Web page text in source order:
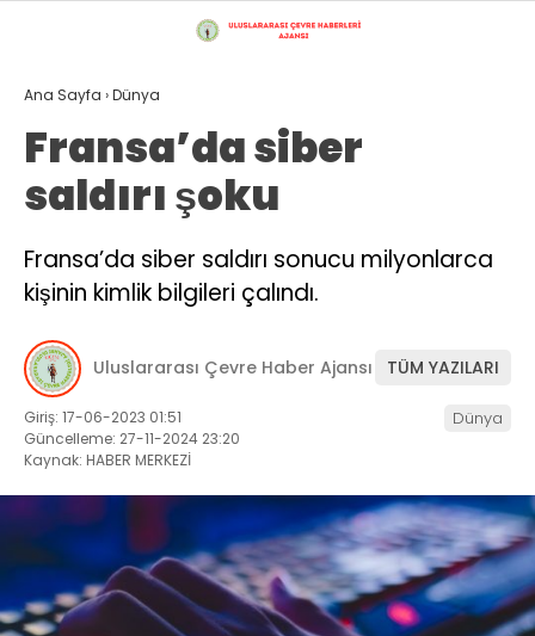
Çevre
Doğu Karadeniz Bölgesi
İletişim
Künye
Namaz Vakitleri
Nöbetçi Eczaneler
Puan Durumları
Şifremi Unuttum
VİDEO
GÜNDEM
EKONOMI
POLITIKA
DÜNYA
SAĞLIK
16 MILYON İSTANBUL
SERVISLER
Ana Sayfa ›Dünya
Fransa’da siber
saldırı şoku
Fransa’da siber saldırı sonucu milyonlarca
kişinin kimlik bilgileri çalındı.
Uluslararası Çevre Haber Ajansı TÜM YAZILARI
Giriş: 17-06-2023 01:51
Güncelleme: 27-11-2024 23:20
Kaynak: HABER MERKEZİ
Dünya